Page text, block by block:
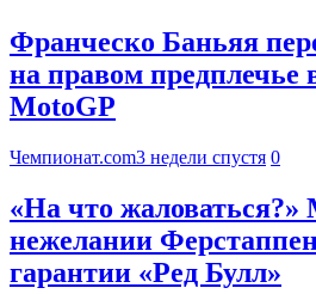
Франческо Баньяя
на правом предплечье
MotoGP
Чемпионат.com3 недели спустя 0
«На что
нежелании
гарантии «Ред Булл»